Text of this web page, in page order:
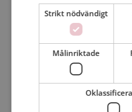
Bli medlem
Min ålder:
Strikt nödvändigt
Målinriktade